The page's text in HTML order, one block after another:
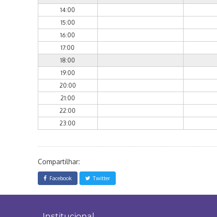
14:00
15:00
16:00
17:00
18:00
19:00
20:00
21:00
22:00
23:00
Compartilhar:
Facebook Twitter